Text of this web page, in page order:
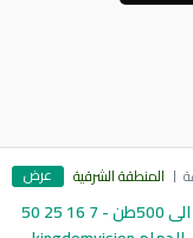
المنطقة الشرقية عرض
كرينات للايجار 0506657680 من 7طن الى 500طن - 7 16 25 50